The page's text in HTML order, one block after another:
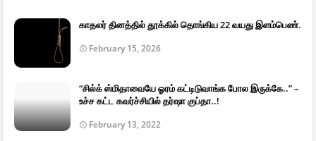
காதலர் தினத்தில் தூக்கில் தொங்கிய 22 வயது இளம்பெண்.
February 15, 2026
“சில்க் ஸ்மிதாவையே ஓரம் கட்டிடுவாங்க போல இருக்கே..” –
உச்ச கட்ட கவர்ச்சியில் தர்ஷா குப்தா..!
February 13, 2022